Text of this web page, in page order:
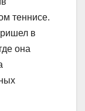
теннисе.
в
она